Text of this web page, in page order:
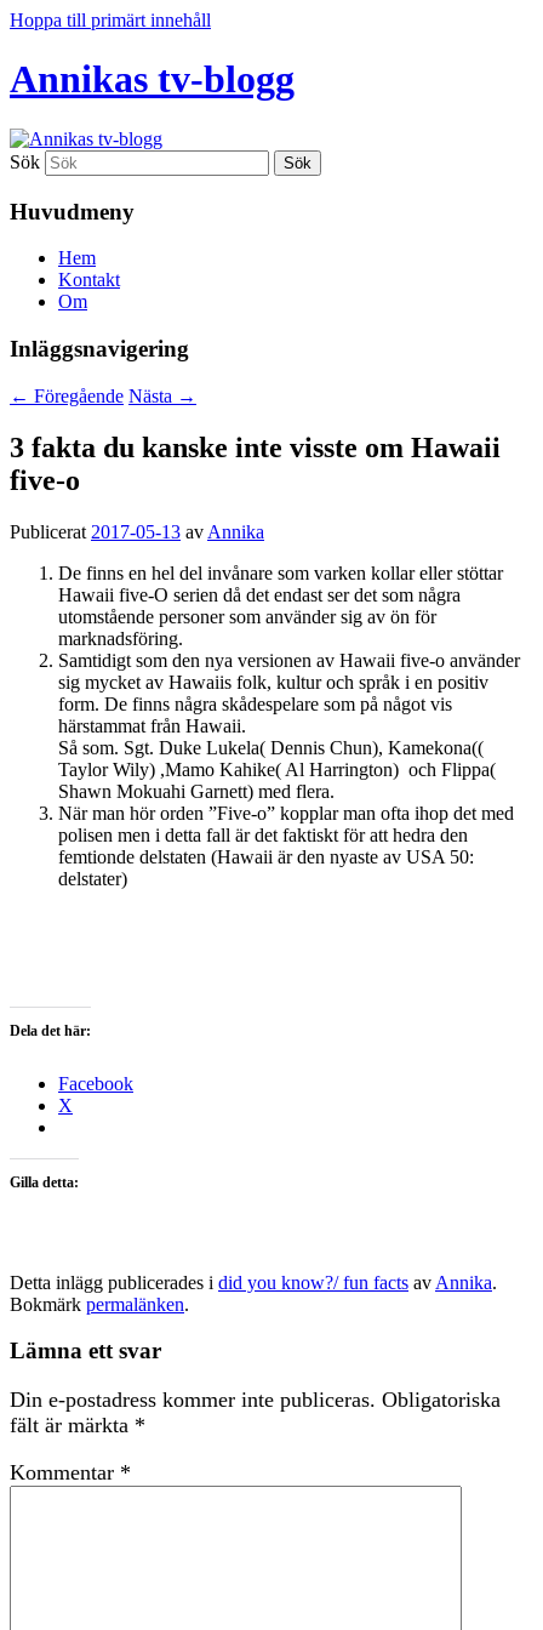
Hoppa till primärt innehåll
Annikas tv-blogg
Sök
Huvudmeny
Hem
Kontakt
Om
Inläggsnavigering
← Föregående Nästa →
3 fakta du kanske inte visste om Hawaii
five-o
Publicerat 2017-05-13 av Annika
De finns en hel del invånare som varken kollar eller stöttar
Hawaii five-O serien då det endast ser det som några
utomstående personer som använder sig av ön för
marknadsföring.
Samtidigt som den nya versionen av Hawaii five-o använder
sig mycket av Hawaiis folk, kultur och språk i en positiv
form. De finns några skådespelare som på något vis
härstammat från Hawaii.
Så som. Sgt. Duke Lukela( Dennis Chun), Kamekona((
Taylor Wily) ,Mamo Kahike( Al Harrington) och Flippa(
Shawn Mokuahi Garnett) med flera.
När man hör orden ”Five-o” kopplar man ofta ihop det med
polisen men i detta fall är det faktiskt för att hedra den
femtionde delstaten (Hawaii är den nyaste av USA 50:
delstater)
Dela det här:
Facebook
X
Gilla detta:
Detta inlägg publicerades i did you know?/ fun facts av Annika.
Bokmärk permalänken.
Lämna ett svar
Din e-postadress kommer inte publiceras. Obligatoriska
fält är märkta *
Kommentar *